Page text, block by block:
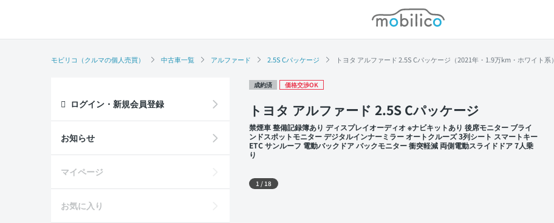
モビリコ
モビリコ（クルマの個人売買） 中古車一覧 アルファード 2.5S Cパッケージ トヨタ アルファード 2.5S Cパッケージ（2021年・1.9万km・ホワイト系）
成約済 価格交渉OK
トヨタ アルファード 2.5S Cパッケージ
禁煙車 整備記録簿あり ディスプレイオーディオ ※ナビキットあり 後席モニター ブライ
ンドスポットモニター デジタルインナーミラー オートクルーズ 3列シート スマートキー
ETC サンルーフ 電動バックドア バックモニター 衝突軽減 両側電動スライドドア 7人乗
り
1 /18
ログイン・新規会員登録
お知らせ
マイページ
お気に入り